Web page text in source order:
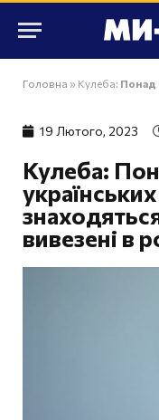
Головна » Кулеба: Понад
19 Лютого, 2023
Кулеба:
українських
вивезені в